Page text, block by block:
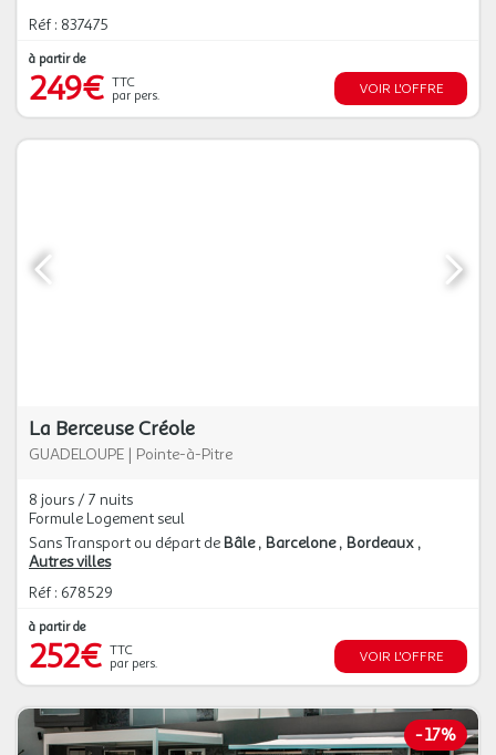
Réf : 837475
à partir de
249€ TTC
par pers.
VOIR L'OFFRE
La Berceuse Créole
GUADELOUPE | Pointe-à-Pitre
8 jours / 7 nuits
Formule Logement seul
Sans Transport ou départ de Bâle Barcelone Bordeaux
Autres villes
Réf : 678529
à partir de
252€ TTC
par pers.
VOIR L'OFFRE
-17%